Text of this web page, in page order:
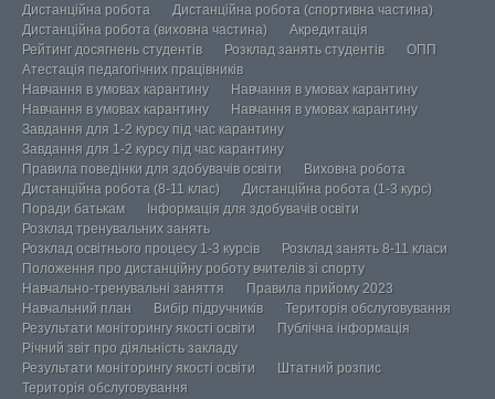
Дистанційна робота
Дистанційна робота (спортивна частина)
Дистанційна робота (виховна частина)
Акредитація
Рейтинг досягнень студентів
Розклад занять студентів
ОПП
Атестація педагогічних працівників
Навчання в умовах карантину
Навчання в умовах карантину
Навчання в умовах карантину
Навчання в умовах карантину
Завдання для 1-2 курсу під час карантину
Завдання для 1-2 курсу під час карантину
Правила поведінки для здобувачів освіти
Виховна робота
Дистанційна робота (8-11 клас)
Дистанційна робота (1-3 курс)
Поради батькам
Інформація для здобувачів освіти
Розклад тренувальних занять
Розклад освітнього процесу 1-3 курсів
Розклад занять 8-11 класи
Положення про дистанційну роботу вчителів зі спорту
Навчально-тренувальні заняття
Правила прийому 2023
Навчальний план
Вибір підручників
Територія обслуговування
Результати моніторингу якості освіти
Публічна інформація
Річний звіт про діяльність закладу
Результати моніторингу якості освіти
Штатний розпис
Територія обслуговування